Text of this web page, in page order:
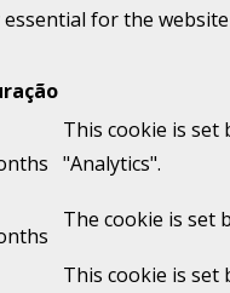
for the
This cookie is set
"Analytics".
The cookie is set
This cookie is set